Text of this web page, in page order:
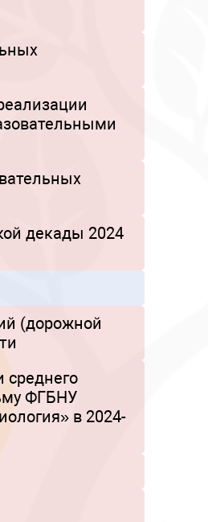
декады 2024
(дорожной
среднего
ФГБНУ
в 2024-